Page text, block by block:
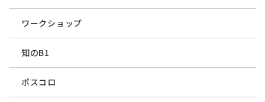
ワークショップ
知のB1
ポスコロ